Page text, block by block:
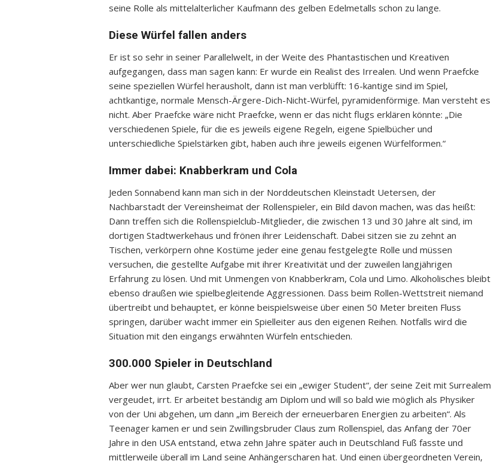
seine Rolle als mittelalterlicher Kaufmann des gelben Edelmetalls schon zu lange.
Diese Würfel fallen anders
Er ist so sehr in seiner Parallelwelt, in der Weite des Phantastischen und Kreativen
aufgegangen, dass man sagen kann: Er wurde ein Realist des Irrealen. Und wenn Praefcke
seine speziellen Würfel herausholt, dann ist man verblüfft: 16-kantige sind im Spiel,
achtkantige, normale Mensch-Ärgere-Dich-Nicht-Würfel, pyramidenförmige. Man versteht es
nicht. Aber Praefcke wäre nicht Praefcke, wenn er das nicht flugs erklären könnte: „Die
verschiedenen Spiele, für die es jeweils eigene Regeln, eigene Spielbücher und
unterschiedliche Spielstärken gibt, haben auch ihre jeweils eigenen Würfelformen.“
Immer dabei: Knabberkram und Cola
Jeden Sonnabend kann man sich in der Norddeutschen Kleinstadt Uetersen, der
Nachbarstadt der Vereinsheimat der Rollenspieler, ein Bild davon machen, was das heißt:
Dann treffen sich die Rollenspielclub-Mitglieder, die zwischen 13 und 30 Jahre alt sind, im
dortigen Stadtwerkehaus und frönen ihrer Leidenschaft. Dabei sitzen sie zu zehnt an
Tischen, verkörpern ohne Kostüme jeder eine genau festgelegte Rolle und müssen
versuchen, die gestellte Aufgabe mit ihrer Kreativität und der zuweilen langjährigen
Erfahrung zu lösen. Und mit Unmengen von Knabberkram, Cola und Limo. Alkoholisches bleibt
ebenso draußen wie spielbegleitende Aggressionen. Dass beim Rollen-Wettstreit niemand
übertreibt und behauptet, er könne beispielsweise über einen 50 Meter breiten Fluss
springen, darüber wacht immer ein Spielleiter aus den eigenen Reihen. Notfalls wird die
Situation mit den eingangs erwähnten Würfeln entschieden.
300.000 Spieler in Deutschland
Aber wer nun glaubt, Carsten Praefcke sei ein „ewiger Student“, der seine Zeit mit Surrealem
vergeudet, irrt. Er arbeitet beständig am Diplom und will so bald wie möglich als Physiker
von der Uni abgehen, um dann „im Bereich der erneuerbaren Energien zu arbeiten“. Als
Teenager kamen er und sein Zwillingsbruder Claus zum Rollenspiel, das Anfang der 70er
Jahre in den USA entstand, etwa zehn Jahre später auch in Deutschland Fuß fasste und
mittlerweile überall im Land seine Anhängerscharen hat. Und einen übergeordneten Verein,